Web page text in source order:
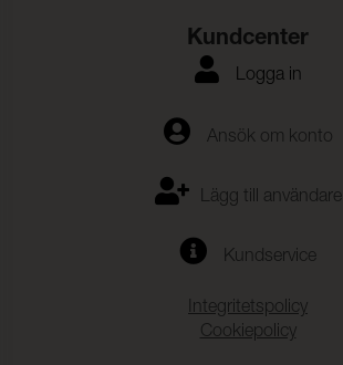
Kundcenter
Logga in
Ansök om konto
Lägg till användare
Kundservice
Integritetspolicy
Cookiepolicy